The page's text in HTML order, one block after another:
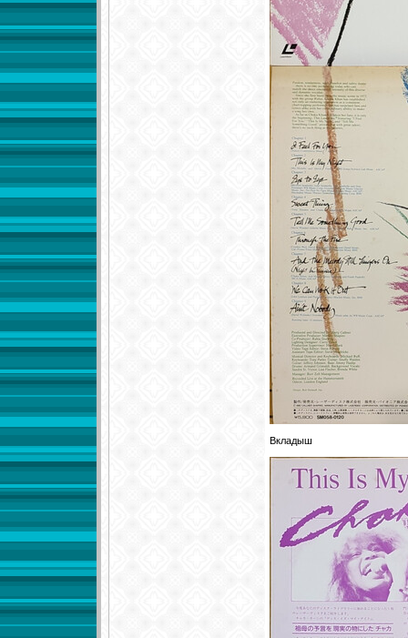
Вкладыш